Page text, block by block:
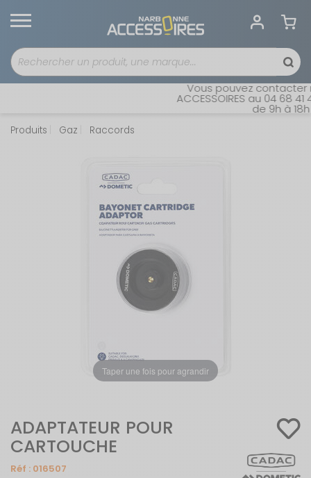
Vous pouvez contacter
ACCESSOIRES au 04 68
de 9h à 18h
Produits Gaz Raccords
Taper une fois pour agrandir
ADAPTATEUR POUR
CARTOUCHE
Réf : 016507